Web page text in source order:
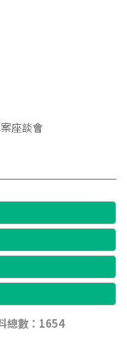
座談會
總數：1654